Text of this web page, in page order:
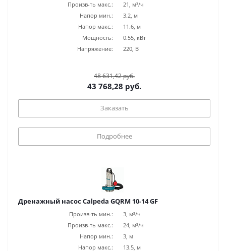
Произв-ть макс.:
21, м³/ч
Напор мин.:
3.2, м
Напор макс.:
11.6, м
Мощность:
0.55, кВт
Напряжение:
220, В
48 631,42 руб.
43 768,28 руб.
Заказать
Подробнее
Дренажный насос Calpeda GQRM 10-14 GF
Произв-ть мин.:
3, м³/ч
Произв-ть макс.:
24, м³/ч
Напор мин.:
3, м
Напор макс.:
13.5, м